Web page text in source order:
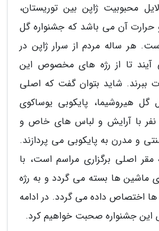
محبوبیت ژاپن بین توریستان،
حرارت آن می باشد که جشنواره گل
هر ساله مردم از سرار ژاپن در
آیند تا از رژه های مخصوص این
شاید بتوان گفت که اصلی
گل هیروشیما، پایکوبی یوساکوی
با آرایش و لباس های خاص و
و مدرن به پایکوبی می پردازند.
مقر اصلی برگزاری مراسم است، با
به روی ماشین ها بسته می گردد و به رژه
ها اختصاص داده می گردد. در ادامه
جشنواره صحبت خواهیم کرد.